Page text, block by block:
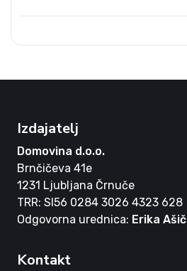
Izdajatelj
Domovina d.o.o.
Brnčičeva 41e
1231 Ljubljana Črnuče
TRR: SI56 0284 3026 4323 628
Odgovorna urednica: Erika Ašič
Kontakt